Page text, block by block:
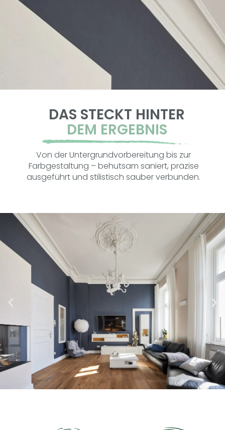
DAS STECKT HINTER
DEM ERGEBNIS
Von der Untergrundvorbereitung bis zur
Farbgestaltung – behutsam saniert, präzise
ausgeführt und stilistisch sauber verbunden.